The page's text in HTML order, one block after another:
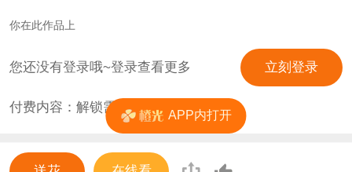
你在此作品上
您还没有登录哦~登录查看更多 立刻登录
付费内容：解锁需 0花
APP内打开